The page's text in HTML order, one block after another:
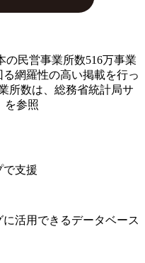
民営事業所数516万事業
る網羅性の高い掲載を行っ
所数は、総務省統計局サ
を参照
で支援
活用できるデータベース